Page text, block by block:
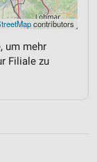
contributors
um mehr
Filiale zu